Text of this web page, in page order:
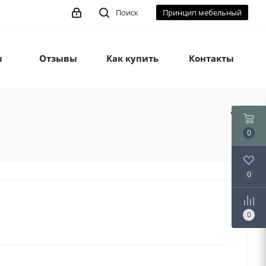
Принцип мебельный
Поиск
Отзывы Как купить Контакты
0
0
0